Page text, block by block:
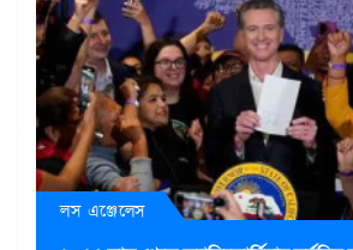
লস এঞ্জেলেস